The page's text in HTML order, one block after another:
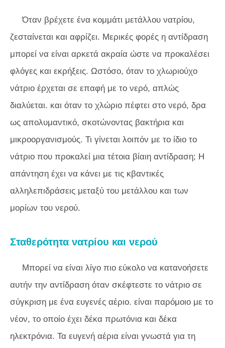
Όταν βρέχετε ένα κομμάτι μετάλλου νατρίου,
ζεσταίνεται και αφρίζει. Μερικές φορές η αντίδραση
μπορεί να είναι αρκετά ακραία ώστε να προκαλέσει
φλόγες και εκρήξεις. Ωστόσο, όταν το χλωριούχο
νάτριο έρχεται σε επαφή με το νερό, απλώς
διαλύεται. και όταν το χλώριο πέφτει στο νερό, δρα
ως απολυμαντικό, σκοτώνοντας βακτήρια και
μικροοργανισμούς. Τι γίνεται λοιπόν με το ίδιο το
νάτριο που προκαλεί μια τέτοια βίαιη αντίδραση; Η
απάντηση έχει να κάνει με τις κβαντικές
αλληλεπιδράσεις μεταξύ του μετάλλου και των
μορίων του νερού.
Σταθερότητα νατρίου και νερού
Μπορεί να είναι λίγο πιο εύκολο να κατανοήσετε
αυτήν την αντίδραση όταν σκέφτεστε το νάτριο σε
σύγκριση με ένα ευγενές αέριο. είναι παρόμοιο με το
νέον, το οποίο έχει δέκα πρωτόνια και δέκα
ηλεκτρόνια. Τα ευγενή αέρια είναι γνωστά για τη